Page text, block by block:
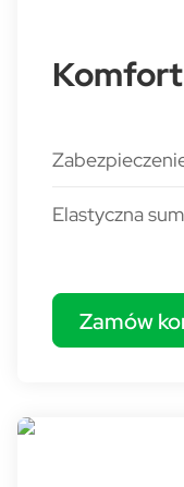
Elastyczna
Zamów